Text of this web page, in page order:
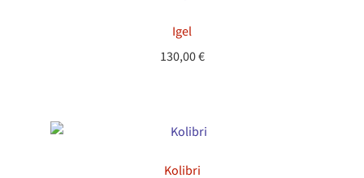
Igel
130,00€
Kolibri